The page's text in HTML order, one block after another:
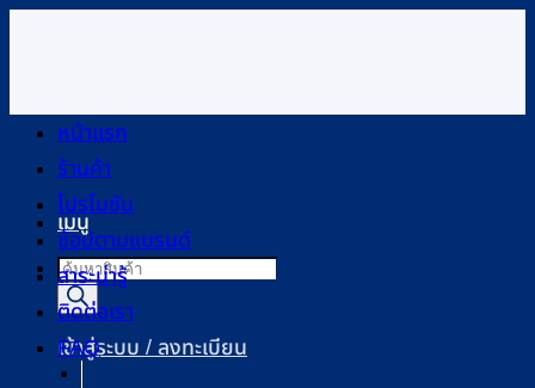
เนื้อหา
เมนู
Products
search
เข้าสู่ระบบ / ลงทะเบียน
หน้าแรก
ร้านค้า
โปรโมชัน
ช้อปตามแบรนด์
สาระน่ารู้
ติดต่อเรา
FAQ